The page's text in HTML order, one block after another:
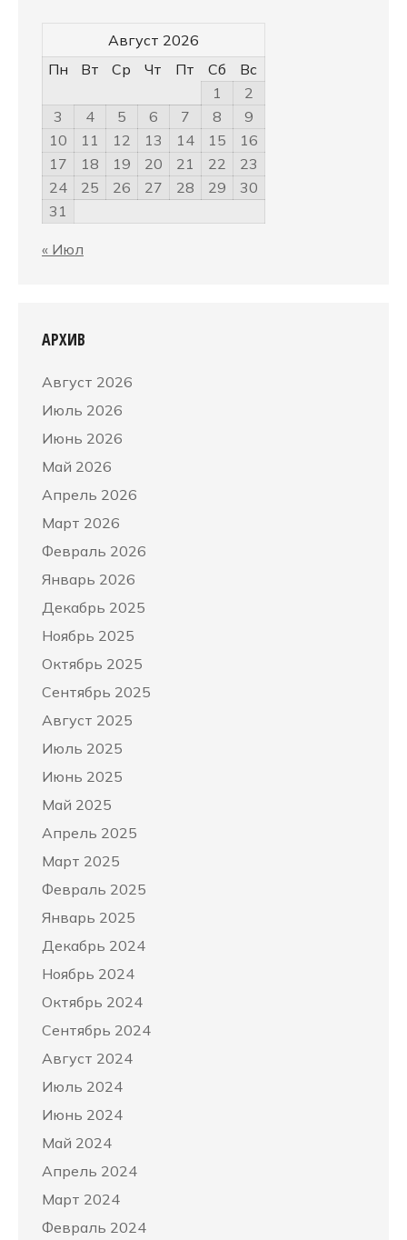
Август 2026
Пн
Вт Ср Чт Пт Сб
Вс
1
2
3
4 5 6 7 8
9
10
11 12 13 14 15
16
17
18 19 20 21 22
23
24
25 26 27 28 29
30
31
« Июл
АРХИВ
Август 2026
Июль 2026
Июнь 2026
Май 2026
Апрель 2026
Март 2026
Февраль 2026
Январь 2026
Декабрь 2025
Ноябрь 2025
Октябрь 2025
Сентябрь 2025
Август 2025
Июль 2025
Июнь 2025
Май 2025
Апрель 2025
Март 2025
Февраль 2025
Январь 2025
Декабрь 2024
Ноябрь 2024
Октябрь 2024
Сентябрь 2024
Август 2024
Июль 2024
Июнь 2024
Май 2024
Апрель 2024
Март 2024
Февраль 2024